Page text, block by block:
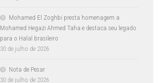
Mohamed El Zoghbi presta homenagem a
Mohamed Hegazi Ahmed Taha e destaca seu legado
para o Halal brasileiro
30 de julho de 2026
Nota de Pesar
30 de julho de 2026